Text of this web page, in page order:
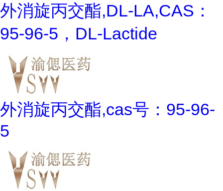
外消旋丙交酯,DL-LA,CAS：
95-96-5，DL-Lactide
外消旋丙交酯,cas号：95-96-
5